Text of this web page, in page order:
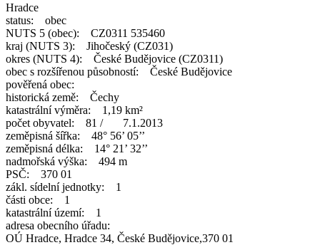
Hradce
status: obec
NUTS 5 (obec): CZ0311 535460
kraj (NUTS 3): Jihočeský (CZ031)
okres (NUTS 4): České Budějovice (CZ0311)
obec s rozšířenou působností: České Budějovice
pověřená obec:
historická země: Čechy
katastrální výměra: 1,19 km²
počet obyvatel: 81 / 7.1.2013
zeměpisná šířka: 48° 56’ 05’’
zeměpisná délka: 14° 21’ 32’’
nadmořská výška: 494 m
PSČ: 370 01
zákl. sídelní jednotky: 1
části obce: 1
katastrální území: 1
adresa obecního úřadu:
OÚ Hradce, Hradce 34, České Budějovice,370 01